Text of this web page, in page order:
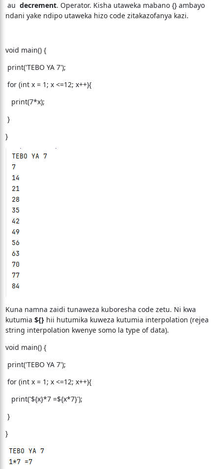
au decrement. Operator. Kisha utaweka mabano {} ambayo
ndani yake ndipo utaweka hizo code zitakazofanya kazi.
void main() {
print('TEBO YA 7');
for (int x = 1; x <=12; x++){
print(7*x);
}
}
Kuna namna zaidi tunaweza kuboresha code zetu. Ni kwa
kutumia ${}hii hutumika kuweza kutumia interpolation (rejea
string interpolation kwenye somo la type of data).
void main() {
print('TEBO YA 7');
for (int x = 1; x <=12; x++){
print('${x}*7 =${x*7}');
}
}